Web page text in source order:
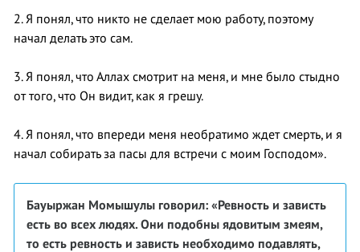
2. Я понял, что никто не сделает мою работу, поэтому
начал делать это сам.
3. Я понял, что Аллах смотрит на меня, и мне было стыдно
от того, что Он видит, как я грешу.
4. Я понял, что впереди меня необратимо ждет смерть, и я
начал собирать за пасы для встречи с моим Господом».
Бауыржан Момышулы говорил: «Ревность и зависть
есть во всех людях. Они подобны ядовитым змеям,
то есть ревность и зависть необходимо подавлять,